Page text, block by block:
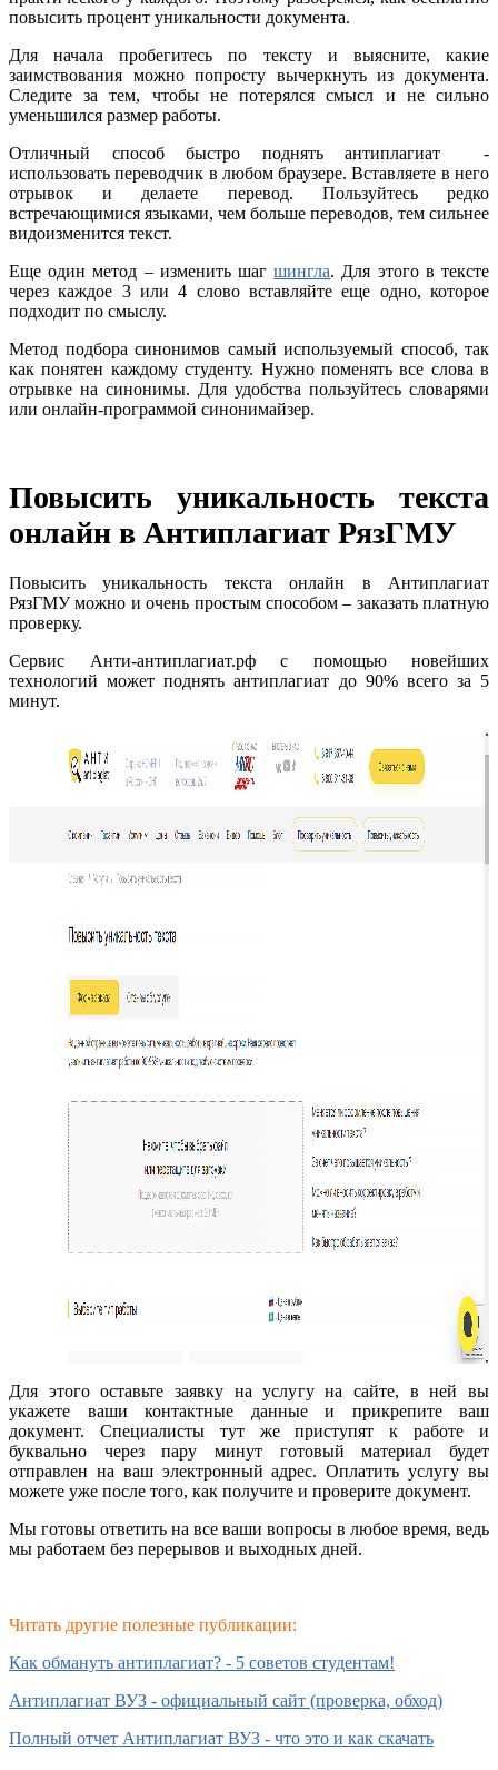
повысить процент уникальности документа.
Для начала пробегитесь по тексту и выясните, какие
заимствования можно попросту вычеркнуть из документа.
Следите за тем, чтобы не потерялся смысл и не сильно
уменьшился размер работы.
Отличный способ быстро поднять антиплагиат -
использовать переводчик в любом браузере. Вставляете в него
отрывок и делаете перевод. Пользуйтесь редко
встречающимися языками, чем больше переводов, тем сильнее
видоизменится текст.
Еще один метод – изменить шагшингла. Для этого в тексте
через каждое 3 или 4 слово вставляйте еще одно, которое
подходит по смыслу.
Метод подбора синонимов самый используемый способ, так
как понятен каждому студенту. Нужно поменять все слова в
отрывке на синонимы. Для удобства пользуйтесь словарями
или онлайн-программой синонимайзер.
Повысить уникальность текста
онлайн в Антиплагиат РязГМУ
Повысить уникальность текста онлайн в Антиплагиат
РязГМУ можно и очень простым способом – заказать платную
проверку.
Сервис Анти-антиплагиат.рф с помощью новейших
технологий может поднять антиплагиат до 90% всего за 5
минут.
Для этого оставьте заявку на услугу на сайте, в ней вы
укажете ваши контактные данные и прикрепите ваш
документ. Специалисты тут же приступят к работе и
буквально через пару минут готовый материал будет
отправлен на ваш электронный адрес. Оплатить услугу вы
можете уже после того, как получите и проверите документ.
Мы готовы ответить на все ваши вопросы в любое время, ведь
мы работаем без перерывов и выходных дней.
Читать другие полезные публикации:
Как обмануть антиплагиат? - 5 советов студентам!
Антиплагиат ВУЗ - официальный сайт (проверка, обход)
Полный отчет Антиплагиат ВУЗ - что это и как скачать